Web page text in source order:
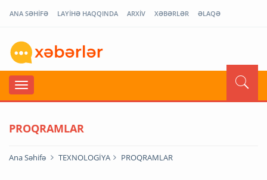
ANA SƏHİFƏ LAYİHƏ HAQQINDA ARXİV XƏBƏRLƏR ƏLAQƏ
PROQRAMLAR
Ana Səhifə TEXNOLOGİYA PROQRAMLAR